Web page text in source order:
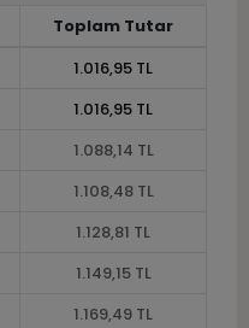
Toplam Tutar
1.016,95 TL
1.016,95 TL
1.088,14 TL
1.108,48 TL
1.128,81 TL
1.149,15 TL
1.169,49 TL